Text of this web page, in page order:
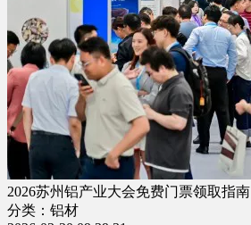
2026苏州铝产业大会免费门票领取指南
分类：铝材